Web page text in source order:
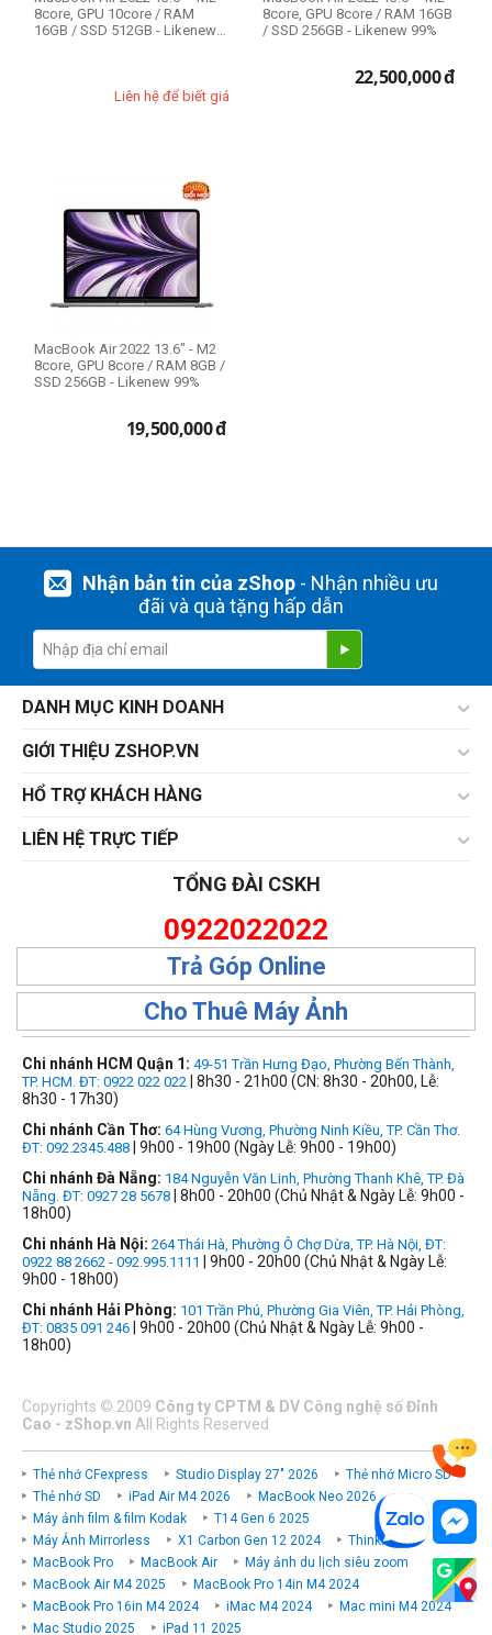
8core, GPU 10core / RAM
16GB / SSD 512GB - Likenew
Liên hệ để biết giá
8core, GPU 8core / RAM 16GB
/ SSD 256GB - Likenew 99%
22,500,000đ
MacBook Air 2022 13.6" - M2
8core, GPU 8core / RAM 8GB /
SSD 256GB - Likenew 99%
19,500,000đ
Nhận bản tin của zShop- Nhận nhiều ưu
đãi và quà tặng hấp dẫn
DANH MỤC KINH DOANH
GIỚI THIỆU ZSHOP.VN
HỔ TRỢ KHÁCH HÀNG
LIÊN HỆ TRỰC TIẾP
TỔNG ĐÀI CSKH
0922022022
Trả Góp Online
Cho Thuê Máy Ảnh
Chi nhánh HCM Quận 1: 49-51 Trần Hưng Đạo, Phường Bến Thành,
TP. HCM. ĐT: 0922 022 022 | 8h30 - 21h00 (CN: 8h30 - 20h00, Lễ:
8h30 - 17h30)
Chi nhánh Cần Thơ: 64 Hùng Vương, Phường Ninh Kiều, TP. Cần Thơ.
ĐT: 092.2345.488 | 9h00 - 19h00 (Ngày Lễ: 9h00 - 19h00)
Chi nhánh Đà Nẵng: 184 Nguyễn Văn Linh, Phường Thanh Khê, TP. Đà
Nẵng. ĐT: 0927 28 5678 | 8h00 - 20h00 (Chủ Nhật & Ngày Lễ: 9h00 -
18h00)
Chi nhánh Hà Nội: 264 Thái Hà, Phường Ô Chợ Dừa, TP. Hà Nội, ĐT:
0922 88 2662 - 092.995.1111
| 9h00 - 20h00 (Chủ Nhật & Ngày Lễ:
9h00 - 18h00)
Chi nhánh Hải Phòng: 101 Trần Phú, Phường Gia Viên, TP. Hải Phòng,
ĐT: 0835 091 246 | 9h00 - 20h00 (Chủ Nhật & Ngày Lễ: 9h00 -
18h00)
Copyrights © 2009 Công ty CPTM & DV Công nghệ số Đỉnh
Cao - zShop.vn All Rights Reserved
Thẻ nhớ CFexpress Studio Display 27" 2026
Thẻ nhớ Micro SD
Thẻ nhớ SD
iPad Air M4 2026
MacBook Neo 2026
Máy ảnh film & film Kodak
T14 Gen 6 2025
Máy Ảnh Mirrorless
X1 Carbon Gen 12 2024
ThinkPad P
MacBook Pro
MacBook Air
Máy ảnh du lịch siêu zoom
MacBook Air M4 2025
MacBook Pro 14in M4 2024
MacBook Pro 16in M4 2024
iMac M4 2024
Mac mini M4 2024
Mac Studio 2025
iPad 11 2025